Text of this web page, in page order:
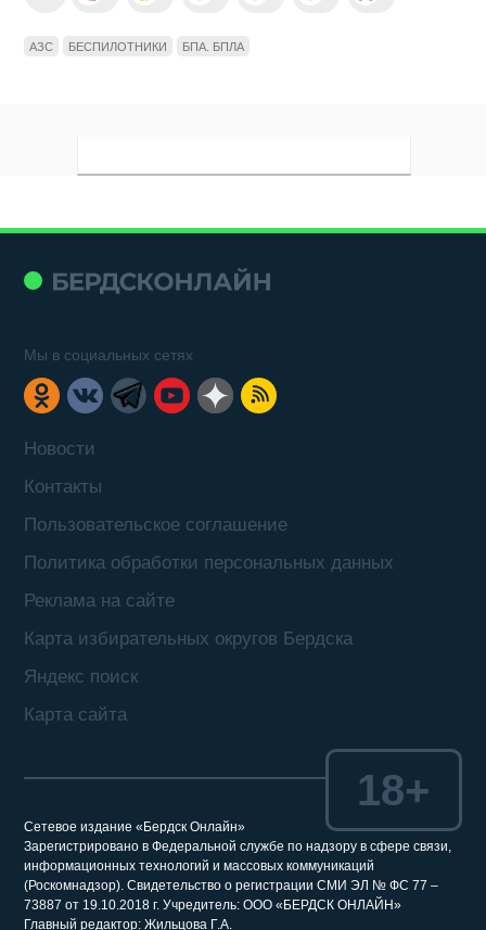
АЗС БЕСПИЛОТНИКИ БПА. БПЛА
Новости
Контакты
Пользовательское соглашение
Политика обработки персональных данных
Реклама на сайте
Карта избирательных округов Бердска
Яндекс поиск
Карта сайта
Мы в социальных сетях
Сетевое издание «Бердск Онлайн»
Зарегистрировано в Федеральной службе по надзору в сфере связи,
информационных технологий и массовых коммуникаций
(Роскомнадзор). Свидетельство о регистрации СМИ ЭЛ № ФС 77 –
73887 от 19.10.2018 г. Учредитель: ООО «БЕРДСК ОНЛАЙН»
Главный редактор: Жильцова Г.А.
18+